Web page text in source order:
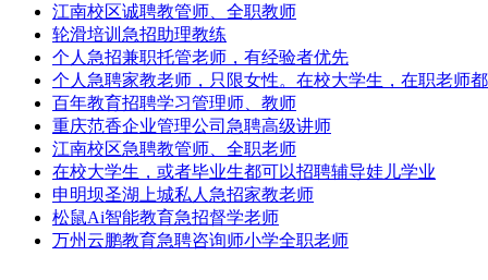
江南校区诚聘教管师、全职教师
轮滑培训急招助理教练
个人急招兼职托管老师，有经验者优先
个人急聘家教老师，只限女性。在校大学生，在职老师
百年教育招聘学习管理师、教师
重庆范香企业管理公司急聘高级讲师
江南校区急聘教管师、全职老师
在校大学生，或者毕业生都可以招聘辅导娃儿学业
申明坝圣湖上城私人急招家教老师
松鼠Ai智能教育急招督学老师
万州云鹏教育急聘咨询师小学全职老师